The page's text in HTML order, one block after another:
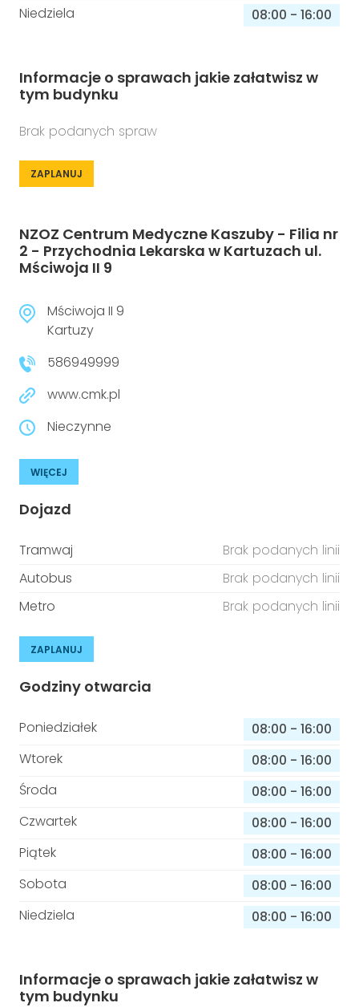
Niedziela
08:00 - 16:00
Informacje o sprawach jakie załatwisz w
tym budynku
Brak podanych spraw
ZAPLANUJ
NZOZ Centrum Medyczne Kaszuby - Filia nr
2 - Przychodnia Lekarska w Kartuzach ul.
Mściwoja II 9
Mściwoja II 9
Kartuzy
586949999
www.cmk.pl
Nieczynne
WIĘCEJ
Dojazd
Tramwaj
Brak podanych linii
Autobus
Brak podanych linii
Metro
Brak podanych linii
ZAPLANUJ
Godziny otwarcia
Poniedziałek 08:00 - 16:00
Wtorek
08:00 - 16:00
Środa
08:00 - 16:00
Czwartek
08:00 - 16:00
Piątek
08:00 - 16:00
Sobota
08:00 - 16:00
Niedziela
08:00 - 16:00
Informacje o sprawach jakie załatwisz w
tym budynku